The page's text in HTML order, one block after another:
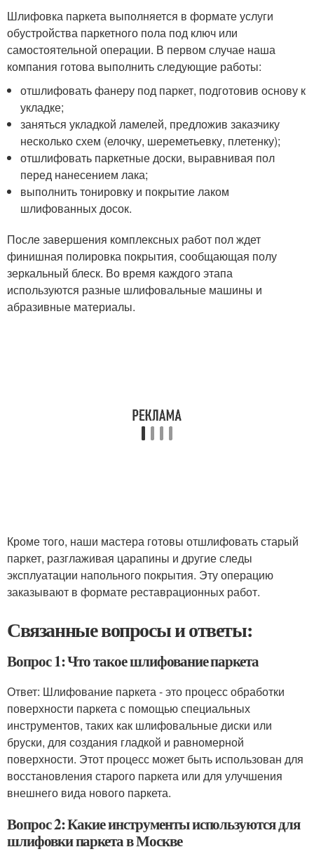
Шлифовка паркета выполняется в формате услуги
обустройства паркетного пола под ключ или
самостоятельной операции. В первом случае наша
компания готова выполнить следующие работы:
отшлифовать фанеру под паркет, подготовив основу к
укладке;
заняться укладкой ламелей, предложив заказчику
несколько схем (елочку, шереметьевку, плетенку);
отшлифовать паркетные доски, выравнивая пол
перед нанесением лака;
выполнить тонировку и покрытие лаком
шлифованных досок.
После завершения комплексных работ пол ждет
финишная полировка покрытия, сообщающая полу
зеркальный блеск. Во время каждого этапа
используются разные шлифовальные машины и
абразивные материалы.
Кроме того, наши мастера готовы отшлифовать старый
паркет, разглаживая царапины и другие следы
эксплуатации напольного покрытия. Эту операцию
заказывают в формате реставрационных работ.
Связанные вопросы и ответы:
Вопрос 1: Что такое шлифование паркета
Ответ: Шлифование паркета - это процесс обработки
поверхности паркета с помощью специальных
инструментов, таких как шлифовальные диски или
бруски, для создания гладкой и равномерной
поверхности. Этот процесс может быть использован для
восстановления старого паркета или для улучшения
внешнего вида нового паркета.
Вопрос 2: Какие инструменты используются для
шлифовки паркета в Москве